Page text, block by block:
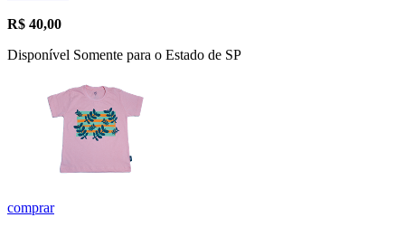
R$ 40,00
Disponível Somente para o Estado de SP
comprar